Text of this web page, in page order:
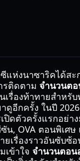
แห่งนาซาริคได้สะ
รติดตาม จำนวนตอ
เรื่องท้าทายสำหรั
ดูอีกครั้ง ในปี
ปิดตัวครั้งแรกอย่า
น, OVA ตอนพิเศ
เรื่องราวอันซับซ้
เข้าใจ จำนวนตอน